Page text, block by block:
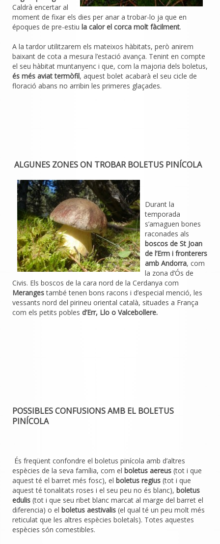
Caldrà encertar al
moment de fixar els dies per anar a trobar-lo ja que en
époques de pre-estiu la calor el corca molt fàcilment.
A la tardor utilitzarem els mateixos hàbitats, però anirem
baixant de cota a mesura l’estació avança. Tenint en compte
el seu hàbitat muntanyenc i que, com la majoria dels boletus,
és més aviat termòfil, aquest bolet acabarà el seu cicle de
floració abans no arribin les primeres glaçades.
ALGUNES ZONES ON TROBAR BOLETUS PINÍCOLA
Durant la
temporada
s’amaguen bones
raconades als
boscos de St Joan
de l’Erm i fronterers
amb Andorra, com
la zona d’Ós de
Civis. Els boscos de la cara nord de la Cerdanya com
Merangestambé tenen bons racons i d’especial menció, les
vessants nord del pirineu oriental català, situades a França
com els petits pobles d’Err, Llo o Valcebollere.
POSSIBLES CONFUSIONS AMB EL BOLETUS
PINÍCOLA
És freqüent confondre el boletus pinícola amb d’altres
espècies de la seva família, com el boletus aereus (tot i que
aquest té el barret més fosc), el boletus regius (tot i que
aquest té tonalitats roses i el seu peu no és blanc), boletus
edulis (tot i que seu ribet blanc marcat al marge del barret el
diferencia) o el boletus aestivalis (el qual té un peu molt més
reticulat que les altres espècies boletals). Totes aquestes
espècies són comestibles.